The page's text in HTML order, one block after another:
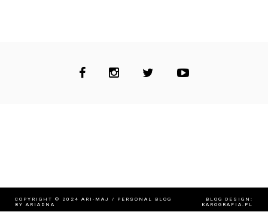
COPYRIGHT © 2024 ARI-MAJ / PERSONAL BLOG
BY ARIADNA
BLOG DESIGN:
KAROGRAFIA.PL